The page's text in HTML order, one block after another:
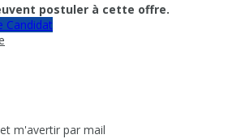
postuler à cette offre.
Candidat
m'avertir par mail